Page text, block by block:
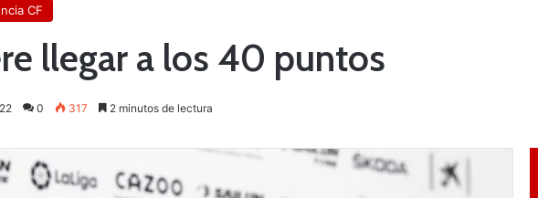
CF
llegar a los 40 puntos
0 317 2 minutos de lectura